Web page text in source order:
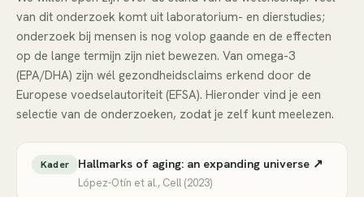
van dit onderzoek komt uit laboratorium- en dierstudies;
onderzoek bij mensen is nog volop gaande en de effecten
op de lange termijn zijn niet bewezen. Van omega-3
(EPA/DHA) zijn wél gezondheidsclaims erkend door de
Europese voedselautoriteit (EFSA). Hieronder vind je een
selectie van de onderzoeken, zodat je zelf kunt meelezen.
Kader Hallmarks of aging: an expanding universe ↗
López-Otín et al., Cell (2023)